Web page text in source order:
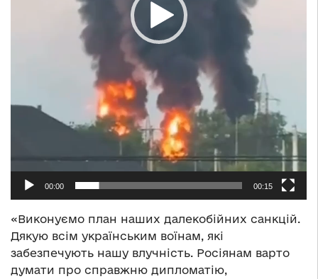
00:00 00:15
«Виконуємо план наших далекобійних санкцій.
Дякую всім українським воїнам, які
забезпечують нашу влучність. Росіянам варто
думати про справжню дипломатію,